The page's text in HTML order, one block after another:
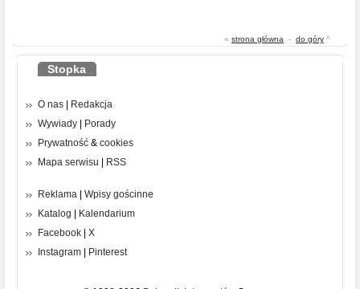
« strona główna - do góry ^
Stopka
O nas
Redakcja
Wywiady
Porady
Prywatność & cookies
Mapa serwisu
RSS
Reklama
Wpisy gościnne
Katalog
Kalendarium
Facebook
X
Instagram
Pinterest